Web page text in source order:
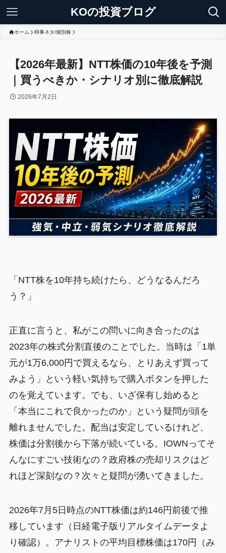
KOの投資ブログ
ホーム 時事ネタ/個別株
【2026年最新】NTT株価の10年後を予測
｜買うべきか・シナリオ別に徹底解説
2026年7月2日
「NTT株を10年持ち続けたら、どうなるんだろ
う？」
正直に言うと、私がこの問いに向き合ったのは
2023年の株式分割直後のことでした。当時は「1単
元が1万6,000円で買えるなら、とりあえず買って
みよう」という軽い気持ちで購入ボタンを押した
のを覚えています。でも、いざ保有し始めると
「本当にこれで良かったのか」という疑問が頭を
離れませんでした。配当は安定しているけれど、
株価は分割後から下落が続いている。IOWNってそ
んなにすごい技術なの？政府株の売却リスクはど
れほど深刻なの？次々と疑問が湧いてきました。
2026年7月5日時点のNTT株価は約146円前後で推
移しています（日経電子版リアルタイムデータよ
り確認）。アナリストの平均目標株価は170円（み